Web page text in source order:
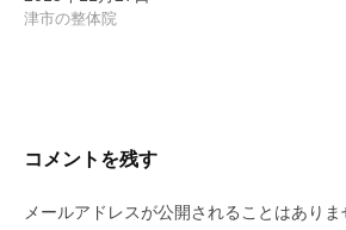
津市の整体院
コメントを残す
メールアドレスが公開されることはありま